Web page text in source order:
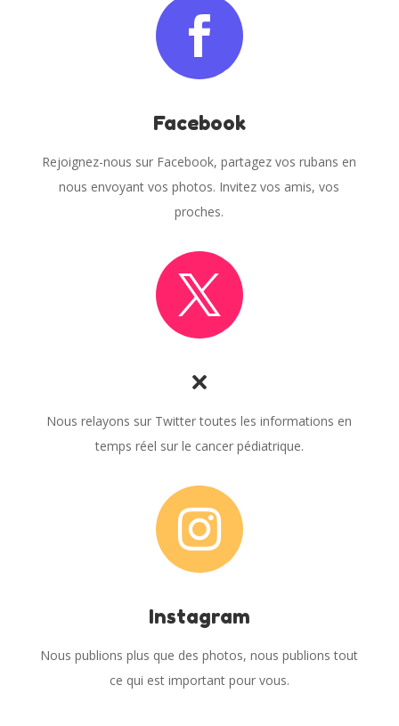

Facebook
Rejoignez-nous sur Facebook, partagez vos rubans en
nous envoyant vos photos. Invitez vos amis, vos
proches.

X
Nous relayons sur Twitter toutes les informations en
temps réel sur le cancer pédiatrique.

Instagram
Nous publions plus que des photos, nous publions tout
ce qui est important pour vous.